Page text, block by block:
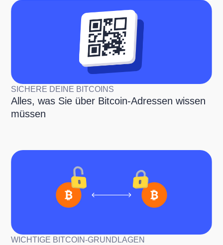
SICHERE DEINE BITCOINS
Alles, was Sie über Bitcoin-Adressen wissen
müssen
WICHTIGE BITCOIN-GRUNDLAGEN